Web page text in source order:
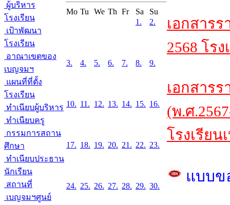
ผู้บริหาร
โรงเรียน
เป้าพัฒนา
โรงเรียน
อาณาเขตของ
เบญจมฯ
แผนที่ที่ตั้ง
โรงเรียน
ทำเนียบผู้บริหาร
ทำเนียบครู
กรรมการสถาน
ศึกษา
ทำเนียบประธาน
นักเรียน
สถานที่
เบญจมฯศูนย์
Mo Tu We Th Fr Sa
Su
1.
2.
3. 4. 5. 6. 7. 8. 9.
10. 11. 12. 13. 14. 15. 16.
17. 18. 19. 20. 21. 22. 23.
24. 25. 26. 27. 28. 29. 30.
เอกสาร
2568 โร
เอกสาร
(พ.ศ
โรงเรีย
แบบข